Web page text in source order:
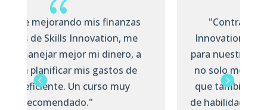
"Contratar la membresia de Skills
Innovation fue una excelente inversión
para nuestra empresa. Mis colaboradores
no solo mejoraron sus habilidades, sino
que también nos entregan constancias
de habilidades DC3, con las que podemos